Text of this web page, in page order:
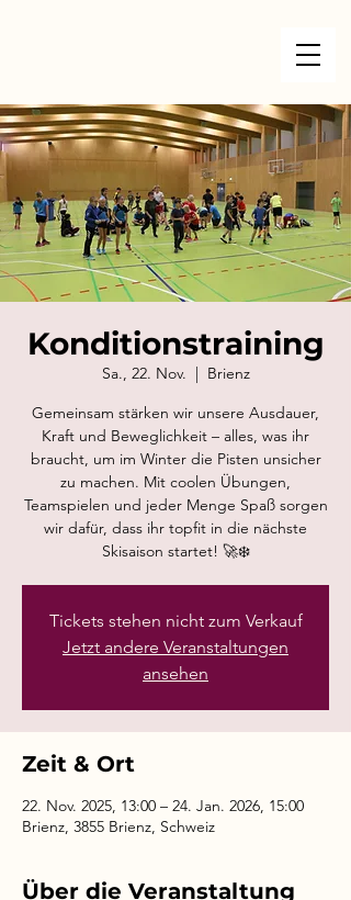
Konditionstraining
Sa., 22. Nov.
  |
Brienz
Gemeinsam stärken wir unsere Ausdauer,
Kraft und Beweglichkeit – alles, was ihr
braucht, um im Winter die Pisten unsicher
zu machen. Mit coolen Übungen,
Teamspielen und jeder Menge Spaß sorgen
wir dafür, dass ihr topfit in die nächste
Skisaison startet! 🚀❄️
Tickets stehen nicht zum Verkauf
Jetzt andere Veranstaltungen
ansehen
Zeit & Ort
22. Nov. 2025, 13:00 – 24. Jan. 2026, 15:00
Brienz, 3855 Brienz, Schweiz
Über die Veranstaltung